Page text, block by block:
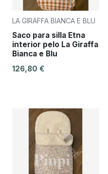
LA GIRAFFA BIANCA E BLU
Saco para silla Etna
interior pelo La Giraffa
Bianca e Blu
126,80 €